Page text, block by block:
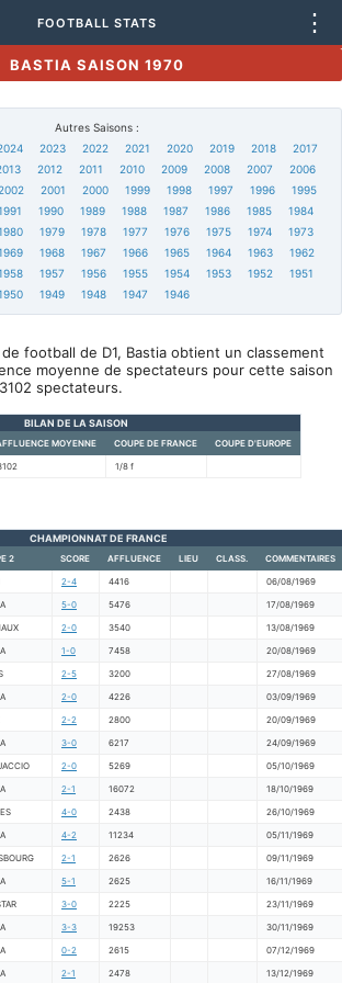
FOOTBALL STATS ⋮
BASTIA SAISON 1970
Autres Saisons :
2023 2022 2021 2020 2019 2018
2017
2012 2011 2010 2009 2008 2007
2006
2002 2001 2000 1999 1998 1997 1996
1995
1990 1989 1988 1987 1986 1985
1984
1979 1978 1977 1976 1975 1974
1973
1968 1967 1966 1965 1964 1963
1962
1957 1956 1955 1954 1953 1952
1951
1949 1948 1947 1946
football de D1, Bastia obtient un classement
moyenne de spectateurs pour cette saison
spectateurs.
BILAN DE LA SAISON
MOYENNE COUPE DE FRANCE COUPE D'EUROPE
1/8 f
CHAMPIONNAT DE FRANCE
2 SCORE AFFLUENCE LIEU CLASS. COMMENTAIRES
2-4 4416 06/08/1969
5-0 5476 17/08/1969
2-0 3540 13/08/1969
1-0 7458 20/08/1969
2-5 3200 27/08/1969
2-0 4226 03/09/1969
2-2 2800 20/09/1969
3-0 6217 24/09/1969
2-0 5269 05/10/1969
2-1 16072 18/10/1969
4-0 2438 26/10/1969
4-2 11234 05/11/1969
2-1 2626 09/11/1969
5-1 2625 16/11/1969
3-0 2225 23/11/1969
3-3 19253 30/11/1969
0-2 2615 07/12/1969
2-1 2478 13/12/1969